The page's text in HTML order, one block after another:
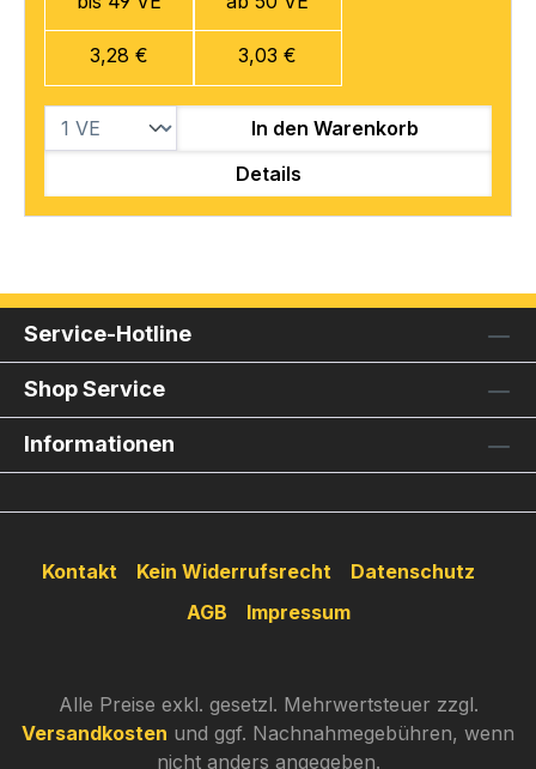
3,28 € 3,03 €
In den Warenkorb
Details
Service-Hotline
Shop Service
Informationen
Kontakt Kein Widerrufsrecht
Datenschutz
AGB
Impressum
Alle Preise exkl. gesetzl. Mehrwertsteuer zzgl.
Versandkosten und ggf. Nachnahmegebühren, wenn
nicht anders angegeben.